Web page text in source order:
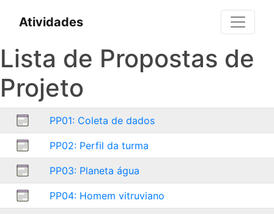
Atividades
Lista de Propostas de
Projeto
PP01: Coleta de dados
PP02: Perfil da turma
PP03: Planeta água
PP04: Homem vitruviano